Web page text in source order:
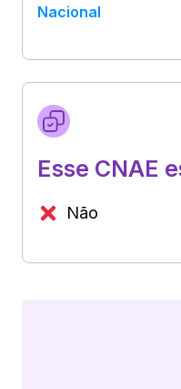
Nacional
Esse CNAE
Não